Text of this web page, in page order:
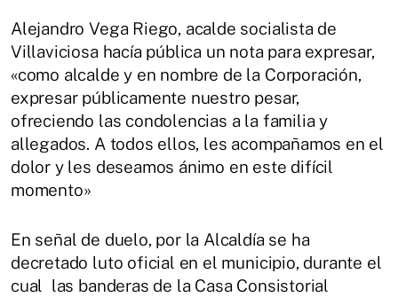
Alejandro Vega Riego, acalde socialista de
Villaviciosa hacía pública un nota para expresar,
«como alcalde y en nombre de la Corporación,
expresar públicamente nuestro pesar,
ofreciendo las condolencias a la familia y
allegados. A todos ellos, les acompañamos en el
dolor y les deseamos ánimo en este difícil
momento»
En señal de duelo, por la Alcaldía se ha
decretado luto oficial en el municipio, durante el
cual las banderas de la Casa Consistorial